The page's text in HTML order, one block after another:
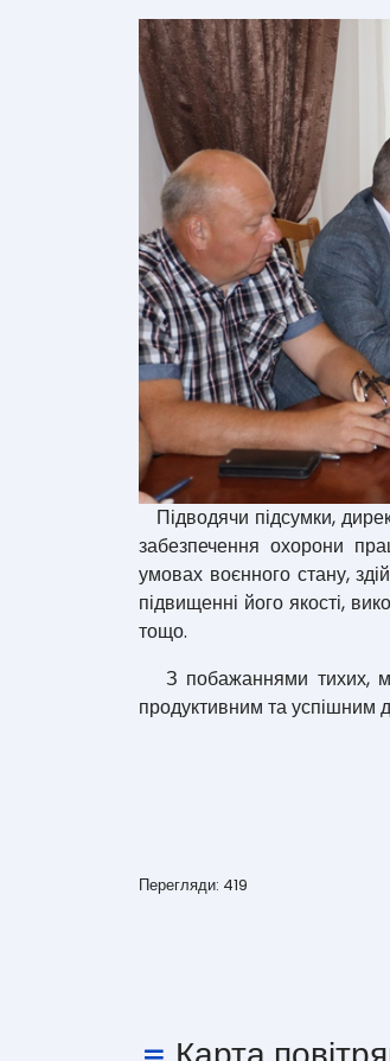
Підводячи підсумки,
забезпечення охорони
умовах воєнного стану,
підвищенні його якості,
тощо.
З побажаннями тихих,
продуктивним та успішним
Перегляди: 419